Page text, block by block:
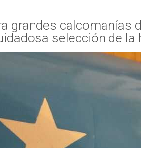
grandes calcomanías
selección de la